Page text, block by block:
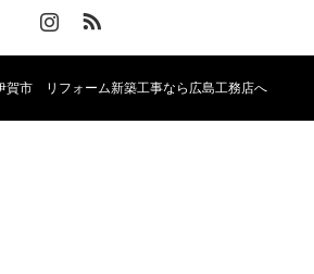
賀市 リフォーム新築工事なら広島工務店へ